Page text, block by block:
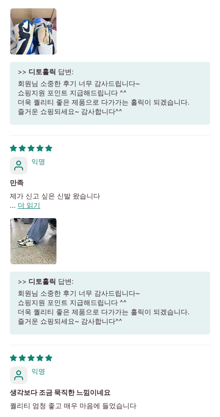
>> 디토홀릭 답변:
회원님 소중한 후기 너무 감사드립니다~
쇼핑지원 포인트 지급해드립니다 ^^
더욱 퀄리티 좋은 제품으로 다가가는 홀릭이 되겠습니다.
즐거운 쇼핑되세요~ 감사합니다^^
익명
만족
제가 신고 싶은 신발 왔습니다
... 더 읽기
>> 디토홀릭 답변:
회원님 소중한 후기 너무 감사드립니다~
쇼핑지원 포인트 지급해드립니다 ^^
더욱 퀄리티 좋은 제품으로 다가가는 홀릭이 되겠습니다.
즐거운 쇼핑되세요~ 감사합니다^^
익명
생각보다 조금 묵직한 느낌이네요
퀄리티 엄청 좋고 매우 마음에 들었습니다